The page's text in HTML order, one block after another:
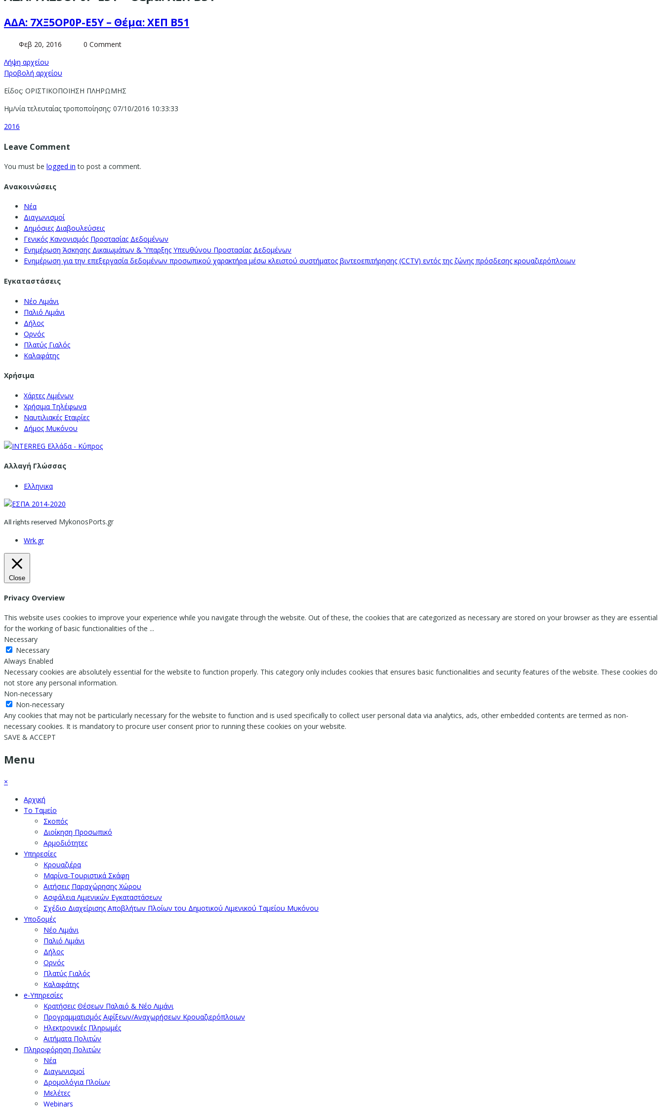
ΑΔΑ: 7ΧΞ5ΟΡ0Ρ-Ε5Υ – Θέμα: ΧΕΠ Β51
Φεβ 20, 2016
0 Comment
Λήψη αρχείου
Προβολή αρχείου
Είδος: ΟΡΙΣΤΙΚΟΠΟΙΗΣΗ ΠΛΗΡΩΜΗΣ
Ημ/νία τελευταίας τροποποίησης: 07/10/2016 10:33:33
2016
Leave Comment
You must be logged in to post a comment.
Ανακοινώσεις
Νέα
Διαγωνισμοί
Δημόσιες Διαβουλεύσεις
Γενικός Κανονισμός Προστασίας Δεδομένων
Ενημέρωση Άσκησης Δικαιωμάτων & Ύπαρξης Υπευθύνου Προστασίας Δεδομένων
Ενημέρωση για την επεξεργασία δεδομένων προσωπικού χαρακτήρα μέσω κλειστού συστήματος βιντεοεπιτήρησης (CCTV) εντός της ζώνης πρόσδεσης κρουαζιερόπλοιων
Εγκαταστάσεις
Νέο Λιμάνι
Παλιό Λιμάνι
Δήλος
Ορνός
Πλατύς Γιαλός
Καλαφάτης
Χρήσιμα
Χάρτες Λιμένων
Χρήσιμα Τηλέφωνα
Ναυτιλιακές Εταιρίες
Δήμος Μυκόνου
Αλλαγή Γλώσσας
Ελληνικα
All rights reserved MykonosPorts.gr
Wrk.gr
Close
Privacy Overview
This website uses cookies to improve your experience while you navigate through the website. Out of these, the cookies that are categorized as necessary are stored on your browser as they are essential
for the working of basic functionalities of the ...
Necessary
Necessary
Always Enabled
Necessary cookies are absolutely essential for the website to function properly. This category only includes cookies that ensures basic functionalities and security features of the website. These cookies do
not store any personal information.
Non-necessary
Non-necessary
Any cookies that may not be particularly necessary for the website to function and is used specifically to collect user personal data via analytics, ads, other embedded contents are termed as non-
necessary cookies. It is mandatory to procure user consent prior to running these cookies on your website.
SAVE & ACCEPT
Menu
×
Αρχική
Το Ταμείο
Σκοπός
Διοίκηση Προσωπικό
Αρμοδιότητες
Υπηρεσίες
Κρουαζιέρα
Μαρίνα-Τουριστικά Σκάφη
Αιτήσεις Παραχώρησης Χώρου
Ασφάλεια Λιμενικών Εγκαταστάσεων
Σχέδιο Διαχείρισης Αποβλήτων Πλοίων του Δημοτικού Λιμενικού Ταμείου Μυκόνου
Υποδομές
Νέο Λιμάνι
Παλιό Λιμάνι
Δήλος
Ορνός
Πλατύς Γιαλός
Καλαφάτης
e-Υπηρεσίες
Κρατήσεις Θέσεων Παλαιό & Νέο Λιμάνι
Προγραμματισμός Αφίξεων/Αναχωρήσεων Κρουαζιερόπλοιων
Ηλεκτρονικές Πληρωμές
Αιτήματα Πολιτών
Πληροφόρηση Πολιτών
Νέα
Διαγωνισμοί
Δρομολόγια Πλοίων
Μελέτες
Webinars